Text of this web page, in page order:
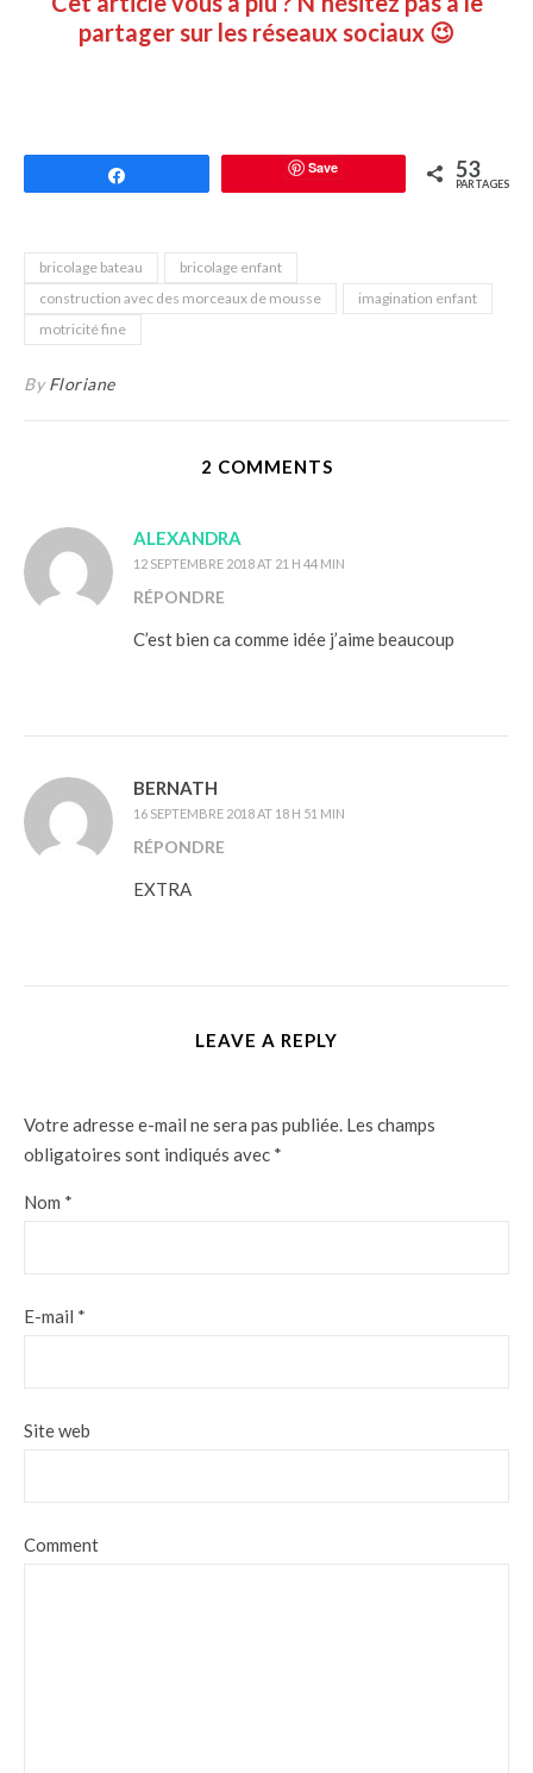
partager sur les réseaux sociaux 😉
Save 53
PARTAGES
bricolage bateau
bricolage enfant
construction avec des morceaux de mousse
imagination enfant
motricité fine
ByFloriane
2 COMMENTS
ALEXANDRA
12 SEPTEMBRE 2018 AT 21 H 44 MIN
RÉPONDRE
C’est bien ca comme idée j’aime beaucoup
BERNATH
16 SEPTEMBRE 2018 AT 18 H 51 MIN
RÉPONDRE
EXTRA
LEAVE A REPLY
Votre adresse e-mail ne sera pas publiée. Les champs
obligatoires sont indiqués avec *
Nom *
E-mail *
Site web
Comment